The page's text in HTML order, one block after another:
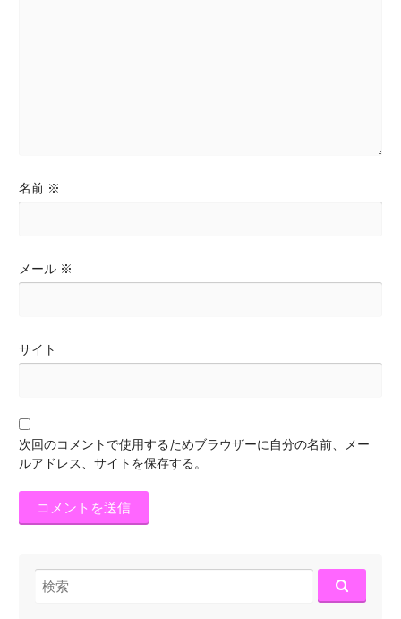
名前 ※
メール ※
サイト
次回のコメントで使用するためブラウザーに自分の名前、メー
ルアドレス、サイトを保存する。
検
索: